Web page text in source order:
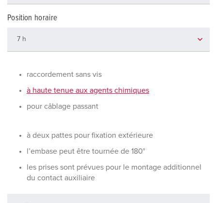
Position horaire
raccordement sans vis
à haute tenue aux agents chimiques
pour câblage passant
à deux pattes pour fixation extérieure
l’embase peut être tournée de 180°
les prises sont prévues pour le montage additionnel
du contact auxiliaire